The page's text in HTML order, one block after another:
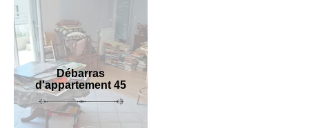
Débarras
d'appartement 45